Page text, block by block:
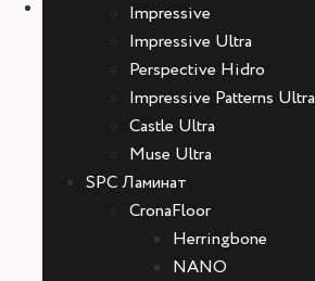
Impressive
Impressive Ultra
Perspective Hidro
Impressive Patterns Ultra
Castle Ultra
Muse Ultra
SPC Ламинат
CronaFloor
Herringbone
NANO
Classic Plus Hidro
Eligna
Eligna Patchwork
Impressive
Impressive Ultra
Perspective Hidro
Impressive Patterns Ultra
Castle Ultra
Muse Ultra